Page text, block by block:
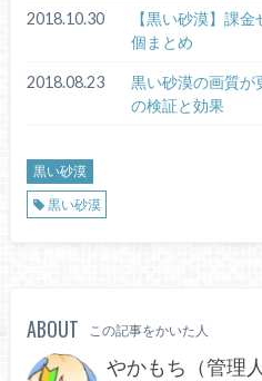
2018.10.30
【黒い砂漠】課
個まとめ
2018.08.23
黒い砂漠の画質が
の検証と効果
黒い砂漠
黒い砂漠
ABOUT この記事をかいた人
やかもち（管理人